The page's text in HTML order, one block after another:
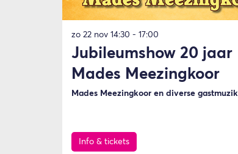
Jubileumshow 20 jaar
Mades Meezingkoor
Mades Meezingkoor en diverse
zo 22 nov 14:30 - 17:00
Info & tickets